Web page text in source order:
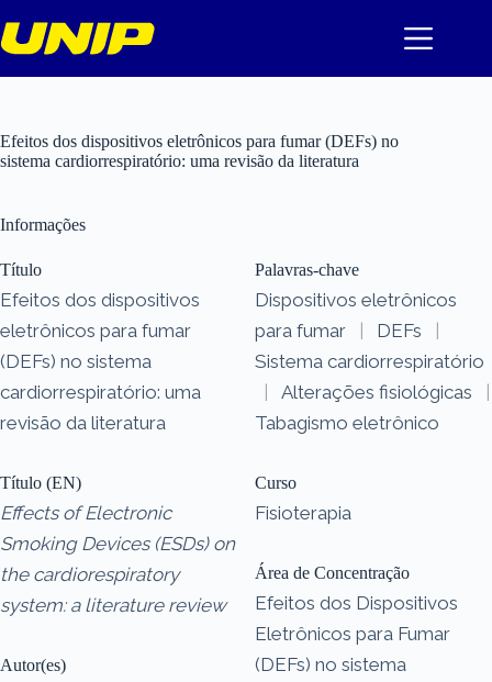
para
o
Efeitos dos dispositivos eletrônicos para fumar (DEFs) no
sistema cardiorrespiratório: uma revisão da literatura
Informações
Título
Efeitos dos dispositivos
eletrônicos para fumar
(DEFs) no sistema
cardiorrespiratório: uma
revisão da literatura
Título (EN)
Effects of Electronic
Smoking Devices (ESDs) on
the cardiorespiratory
system: a literature review
Autor(es)
Palavras-chave
Dispositivos eletrônicos
para fumar
| DEFs
|
Sistema cardiorrespiratório
|
Alterações fisiológicas
|
Tabagismo eletrônico
Curso
Fisioterapia
Área de Concentração
Efeitos dos Dispositivos
Eletrônicos para Fumar
(DEFs) no sistema